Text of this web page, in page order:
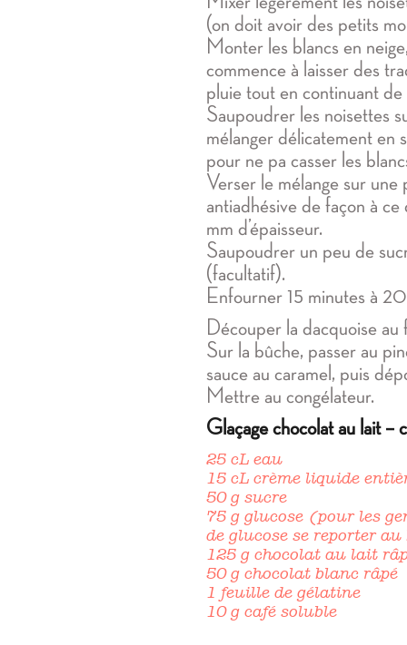
(on doit avoir des petits
Monter les blancs en
commence à laisser des
pluie tout en continuant
Saupoudrer les noisettes
mélanger délicatement en
pour ne pa casser les
Verser le mélange sur
antiadhésive de façon à
mm d’épaisseur.
Saupoudrer un peu de
(facultatif).
Enfourner 15 minutes à
Découper la dacquoise
Sur la bûche, passer au
sauce au caramel, puis
Mettre au congélateur.
Glaçage chocolat au lait –
25 cL eau
15 cL crème liquide
50 g sucre
75 g glucose (pour les
de glucose se reporter
125 g chocolat au lait
50 g chocolat blanc râpé
1 feuille de gélatine
10 g café soluble